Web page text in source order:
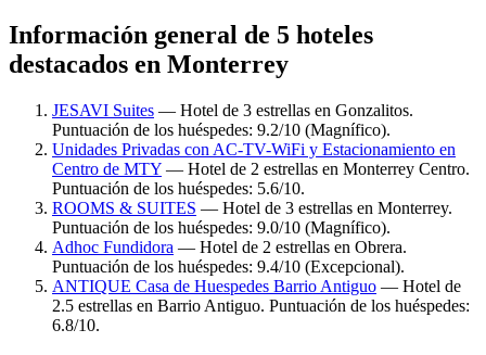
Información general de 5 hoteles
destacados en Monterrey
JESAVI Suites — Hotel de 3 estrellas en Gonzalitos.
Puntuación de los huéspedes: 9.2/10 (Magnífico).
Unidades Privadas con AC-TV-WiFi y Estacionamiento en
Centro de MTY — Hotel de 2 estrellas en Monterrey Centro.
Puntuación de los huéspedes: 5.6/10.
ROOMS & SUITES — Hotel de 3 estrellas en Monterrey.
Puntuación de los huéspedes: 9.0/10 (Magnífico).
Adhoc Fundidora — Hotel de 2 estrellas en Obrera.
Puntuación de los huéspedes: 9.4/10 (Excepcional).
ANTIQUE Casa de Huespedes Barrio Antiguo — Hotel de
2.5 estrellas en Barrio Antiguo. Puntuación de los huéspedes:
6.8/10.